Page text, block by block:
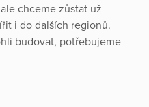
chceme zůstat už
i do dalších regionů.
budovat, potřebujeme